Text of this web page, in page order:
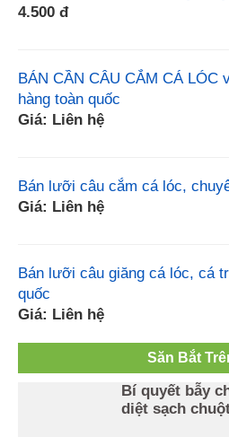
4.500 đ
BÁN CẦN CÂU CẮM CÁ LÓC
hàng toàn quốc
Giá: Liên hệ
Bán lưỡi câu cắm cá lóc,
Giá: Liên hệ
Bán lưỡi câu giăng cá lóc, cá
quốc
Giá: Liên hệ
Săn Bắt
Bí quyết bẫy
diệt sạch